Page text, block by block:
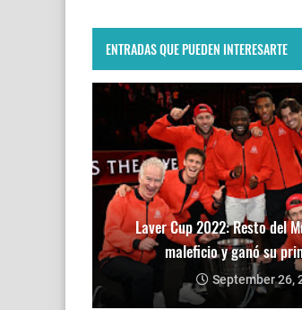
ENTRADAS QUE PUEDEN INTERESARTE
Laver Cup 2022: Resto del
maleficio y ganó su
September 26,